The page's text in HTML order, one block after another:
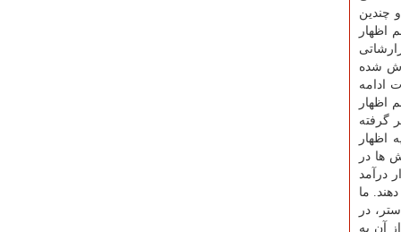
چندین
اظهار
شده
۶۰ نفر دیگر هم تحقیقات ادامه
اظهار
گرفته
اظهار
شده بود. با تلاش ها در
و ار درآمد
نمی دهند. ما
در
از آن به